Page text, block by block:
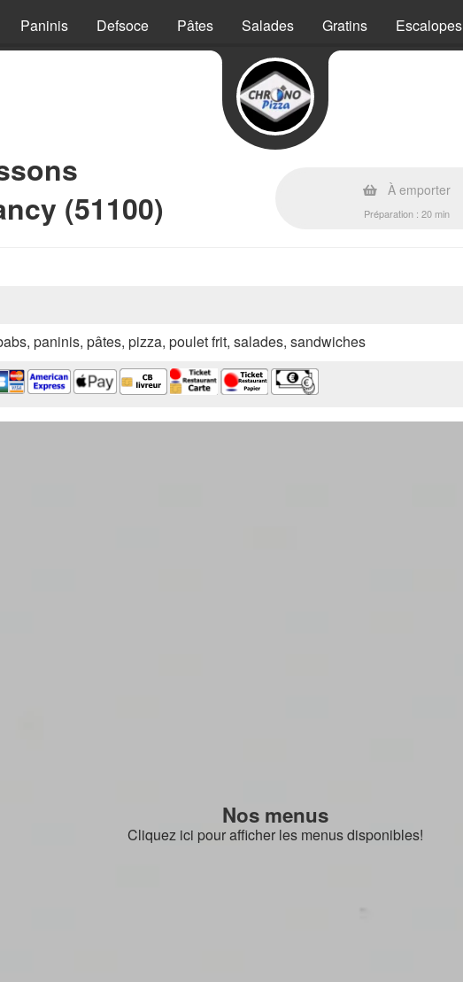
Paninis Defsoce Pâtes Salades Gratins Escalopes
(51100)
À emporter
Préparation : 20 min
paninis, pâtes, pizza, poulet frit, salades, sandwiches
Nos menus
Cliquez ici pour afficher les menus disponibles!